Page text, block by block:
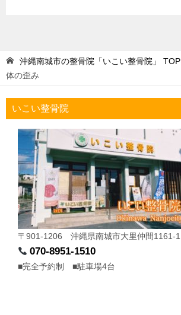
沖縄南城市の整骨院「いこい整骨院」 TOP
体の歪み
いこい整骨院
〒901-1206 沖縄県南城市大里仲間1161-1
070-8951-1510
■完全予約制 ■駐車場4台